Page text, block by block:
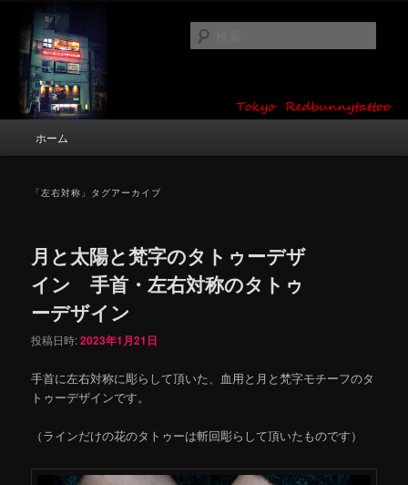
ン
ツ
東京 タトゥースタジオ 吉祥寺 Red
Bunny Tattoo タトゥーデザイン・タ
トゥー画像
タトゥーデザイン・画像の紹介（和彫り・ワンポイント・girl tattoo）
ホーム
「左右対称 」タグアーカイブ
月と太陽と梵字のタトゥーデザ
イン 手首・左右対称のタトゥ
ーデザイン
投稿日時:2023年1月21日
手首に左右対称に彫らして頂いた、血用と月と梵字モチーフのタ
トゥーデザインです。
（ラインだけの花のタトゥーは斬回彫らして頂いたものです）